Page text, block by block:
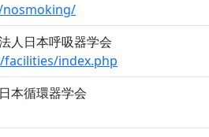
人日本呼吸器学会
index.php
本循環器学会